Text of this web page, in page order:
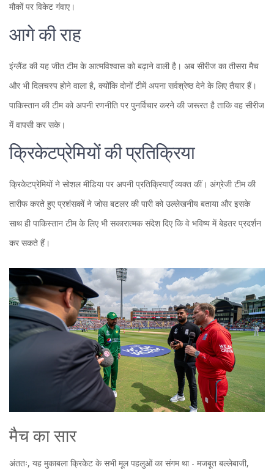
मौकों पर विकेट गंवाए।
आगे की राह
इंग्लैंड की यह जीत टीम के आत्मविश्वास को बढ़ाने वाली है। अब सीरीज का तीसरा मैच
और भी दिलचस्प होने वाला है, क्योंकि दोनों टीमें अपना सर्वश्रेष्ठ देने के लिए तैयार हैं।
पाकिस्तान की टीम को अपनी रणनीति पर पुनर्विचार करने की जरूरत है ताकि वह सीरीज
में वापसी कर सके।
क्रिकेटप्रेमियों की प्रतिक्रिया
क्रिकेटप्रेमियों ने सोशल मीडिया पर अपनी प्रतिक्रियाएँ व्यक्त कीं। अंग्रेजी टीम की
तारीफ करते हुए प्रशंसकों ने जोस बटलर की पारी को उल्लेखनीय बताया और इसके
साथ ही पाकिस्तान टीम के लिए भी सकारात्मक संदेश दिए कि वे भविष्य में बेहतर प्रदर्शन
कर सकते हैं।
मैच का सार
अंततः, यह मुकाबला क्रिकेट के सभी मूल पहलुओं का संगम था - मजबूत बल्लेबाजी,